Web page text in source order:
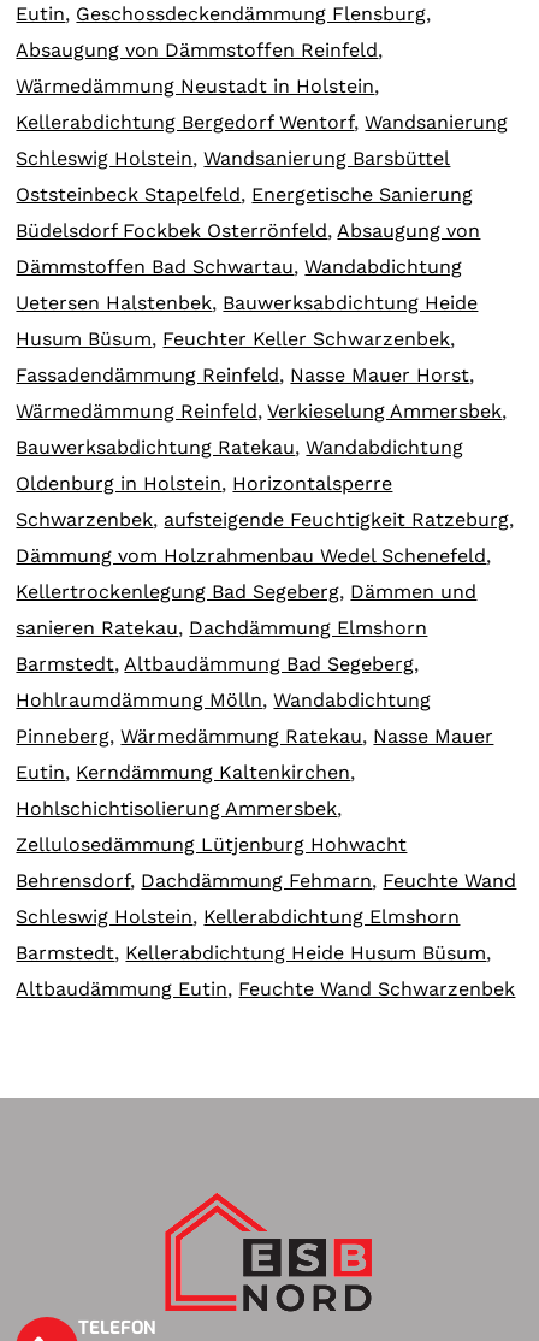
Eutin, Geschossdeckendämmung Flensburg,
Absaugung von Dämmstoffen Reinfeld,
Wärmedämmung Neustadt in Holstein,
Kellerabdichtung Bergedorf Wentorf,Wandsanierung
Schleswig Holstein,Wandsanierung Barsbüttel
Oststeinbeck Stapelfeld, Energetische Sanierung
Büdelsdorf Fockbek Osterrönfeld, Absaugung von
Dämmstoffen Bad Schwartau,Wandabdichtung
Uetersen Halstenbek, Bauwerksabdichtung Heide
Husum Büsum, Feuchter Keller Schwarzenbek,
Fassadendämmung Reinfeld, Nasse Mauer Horst,
Wärmedämmung Reinfeld,Verkieselung Ammersbek,
Bauwerksabdichtung Ratekau,Wandabdichtung
Oldenburg in Holstein, Horizontalsperre
Schwarzenbek, aufsteigende Feuchtigkeit Ratzeburg,
Dämmung vom Holzrahmenbau Wedel Schenefeld,
Kellertrockenlegung Bad Segeberg, Dämmen und
sanieren Ratekau, Dachdämmung Elmshorn
Barmstedt, Altbaudämmung Bad Segeberg,
Hohlraumdämmung Mölln,Wandabdichtung
Pinneberg,Wärmedämmung Ratekau, Nasse Mauer
Eutin, Kerndämmung Kaltenkirchen,
Hohlschichtisolierung Ammersbek,
Zellulosedämmung Lütjenburg Hohwacht
Behrensdorf, Dachdämmung Fehmarn, Feuchte Wand
Schleswig Holstein, Kellerabdichtung Elmshorn
Barmstedt, Kellerabdichtung Heide Husum Büsum,
Altbaudämmung Eutin, Feuchte Wand Schwarzenbek
TELEFON